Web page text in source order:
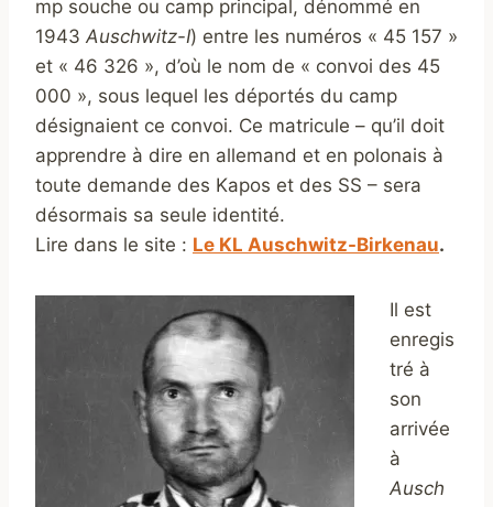
mp souche ou camp principal, dénommé en
1943 Auschwitz-I) entre les numéros « 45 157 »
et « 46 326 », d’où le nom de « convoi des 45
000 », sous lequel les déportés du camp
désignaient ce convoi. Ce matricule – qu’il doit
apprendre à dire en allemand et en polonais à
toute demande des Kapos et des SS – sera
désormais sa seule identité.
Lire dans le site : Le KL Auschwitz-Birkenau.
Il est
enregis
tré à
son
arrivée
à
Ausch